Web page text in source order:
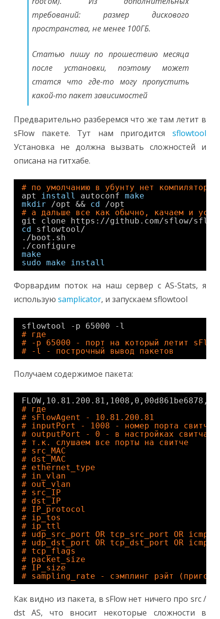
требований: размер дискового
пространства, не менее 100ГБ.
Статью пишу по прошествию месяца
после установки, поэтому может
статся что где-то могу пропустить
какой-то пакет зависимостей
Предварительно разберемся что же там летит в
sFlow пакете. Тут нам пригодится sflowtool
Установка не должна вызвать сложностей и
описана на гитхабе.
# по умолчанию в убунту нет компилятора,
apt install autoconf make
mkdir
/opt && cd
/opt
# а дальше все как обычно, качаем и
git clone https: //github .com/sflow/
cd
sflowtool/
. /boot .sh
. /configure
make
sudo make install
Форвардим поток на наш сервер с AS-Stats, я
использую samplicator, и запускаем sflowtool
sflowtool -p 65000 -l
# где
# -p 65000 - порт на который летит sFlow
# -l - построчный вывод пакетов
Получаем содержимое пакета:
# где
# sFlowAgent - 10.81.200.81
# inputPort - 1008 - номер порта свитча
# outputPort - 0 - в настройках свитча
# т.к. слушаем все порты на свитче
# src_MAC
# dst_MAC
# ethernet_type
# in_vlan
# out_vlan
# src_IP
# dst_IP
# IP_protocol
# ip_tos
# ip_ttl
# udp_src_port OR tcp_src_port OR
# udp_dst_port OR tcp_dst_port OR
# tcp_flags
# packet_size
# IP_size
# sampling_rate - сэмплинг рэйт
Как видно из пакета, в sFlow нет ничего про src /
dst AS, что вносит некоторые сложности в